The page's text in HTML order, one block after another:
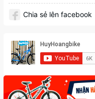
Chia sẻ lên facebook